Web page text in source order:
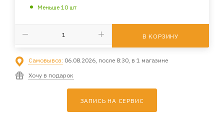
Меньше 10 шт
В КОРЗИНУ
Самовывоз: 06.08.2026, после 8:30, в 1 магазине
Хочу в подарок
ЗАПИСЬ НА СЕРВИС